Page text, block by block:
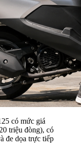
có mức giá
triệu đòng), có
đe dọa trực tiếp